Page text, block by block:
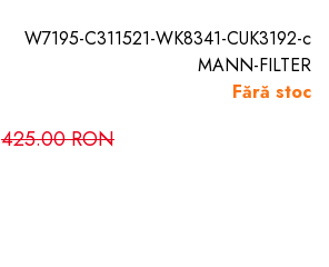
W7195-C311521-WK8341-CUK3192-c
MANN-FILTER
Fără stoc
425.00 RON